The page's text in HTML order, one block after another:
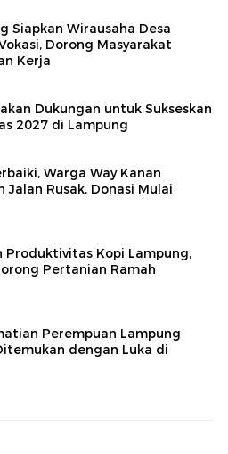
Siapkan Wirausaha Desa
Dorong Masyarakat
Kerja
Dukungan untuk Sukseskan
2027 di Lampung
Warga Way Kanan
Jalan Rusak, Donasi Mulai
Produktivitas Kopi Lampung,
Pertanian Ramah
Perempuan Lampung
dengan Luka di